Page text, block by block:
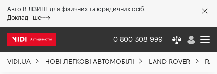
Авто В ЛІЗИНГ для фізичних та юридичних осіб.
Докладніше
0 800 308 999
VIDI.UA НОВІ ЛЕГКОВІ АВТОМОБІЛІ LAND ROVER